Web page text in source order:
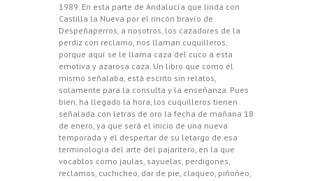
1989. En esta parte de Andalucía que linda con
Castilla la Nueva por el rincón bravío de
Despeñaperros, a nosotros, los cazadores de la
perdiz con reclamo, nos llaman cuquilleros,
porque aquí se le llama caza del cuco a esta
emotiva y azarosa caza. Un libro que como él
mismo señalaba, está escrito sin relatos,
solamente para la consulta y la enseñanza. Pues
bien, ha llegado la hora, los cuquilleros tienen
señalada con letras de oro la fecha de mañana 18
de enero, ya que será el inicio de una nueva
temporada y el despertar de su letargo de esa
terminología del arte del pajaritero, en la que
vocablos como jaulas, sayuelas, perdigones,
reclamos, cuchicheo, dar de pie, claqueo, piñoñeo,